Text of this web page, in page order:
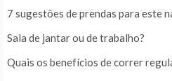
7 sugestões de prendas para este
Sala de jantar ou de trabalho?
Quais os benefícios de correr